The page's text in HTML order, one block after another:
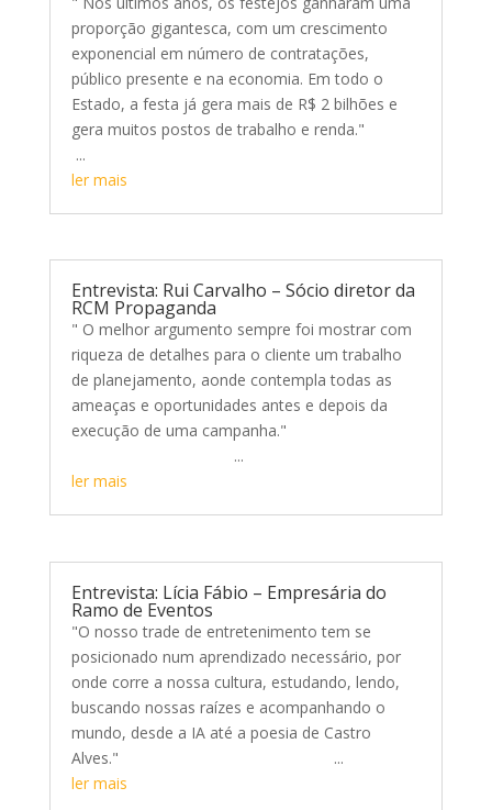
proporção gigantesca, com um crescimento
exponencial em número de contratações,
público presente e na economia. Em todo o
Estado, a festa já gera mais de R$ 2 bilhões e
gera muitos postos de trabalho e renda."
...
ler mais
Entrevista: Rui Carvalho – Sócio diretor da
RCM Propaganda
" O melhor argumento sempre foi mostrar com
riqueza de detalhes para o cliente um trabalho
de planejamento, aonde contempla todas as
ameaças e oportunidades antes e depois da
execução de uma campanha."
...
ler mais
Entrevista: Lícia Fábio – Empresária do
Ramo de Eventos
"O nosso trade de entretenimento tem se
posicionado num aprendizado necessário, por
onde corre a nossa cultura, estudando, lendo,
buscando nossas raízes e acompanhando o
mundo, desde a IA até a poesia de Castro
Alves." ...
ler mais